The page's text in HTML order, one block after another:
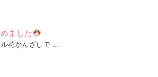
ました
花かんざしで …